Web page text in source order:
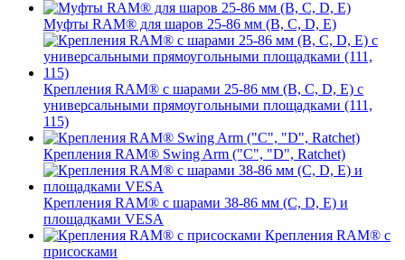
Муфты RAM® для шаров 25-86 мм (B, C, D, E)
Крепления RAM® с шарами 25-86 мм (B, C, D, E) с
универсальными прямоугольными площадками (111,
115)
Крепления RAM® Swing Arm ("C", "D", Ratchet)
Крепления RAM® с шарами 38-86 мм (C, D, E) и
площадками VESA
Крепления RAM® с
присосками